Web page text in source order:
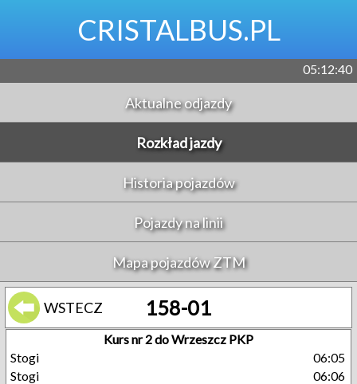
CRISTALBUS.PL
05:12:41
Aktualne odjazdy
Rozkład jazdy
Historia pojazdów
Pojazdy na linii
Mapa pojazdów ZTM
WSTECZ 158-01
Kurs nr 2 do Wrzeszcz PKP
Stogi
06:05
Stogi
06:06